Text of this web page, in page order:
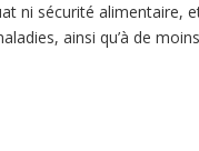
sécurité alimentaire, et
ainsi qu’à de